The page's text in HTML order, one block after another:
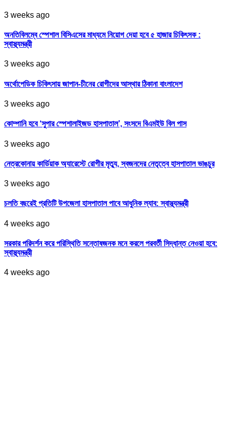
3 weeks ago
অনতিবিলম্বে স্পেশাল বিসিএসের মাধ্যমে নিয়োগ দেয়া হবে ৫ হাজার চিকিৎসক :
স্বাস্থ্যমন্ত্রী
3 weeks ago
অর্থোপেডিক চিকিৎসায় জাপান-চীনের রোগীদের আস্থার ঠিকানা বাংলাদেশ
3 weeks ago
কোম্পানি হবে ‘সুপার স্পেশালাইজড হাসপাতাল’, সংসদে বিএমইউ বিল পাস
3 weeks ago
নেত্রকোনায় কার্ডিয়াক অ্যারেস্টে রোগীর মৃত্যু, স্বজনদের নেতৃত্বে হাসপাতাল ভাঙচুর
3 weeks ago
চলতি বছরেই প্রতিটি উপজেলা হাসপাতাল পাবে আধুনিক ল্যাব: স্বাস্থ্যমন্ত্রী
4 weeks ago
সরকার পরিদর্শন করে পরিস্থিতি সন্তোষজনক মনে করলে পরবর্তী সিদ্ধান্ত নেওয়া হবে:
স্বাস্থ্যমন্ত্রী
4 weeks ago